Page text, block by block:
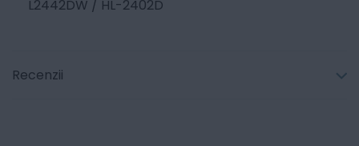
L2442DW / HL-2402D
Recenzii